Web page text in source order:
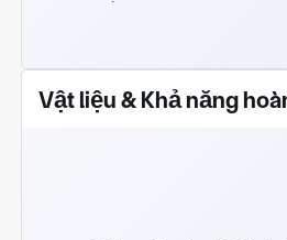
Vật liệu & Khả năng